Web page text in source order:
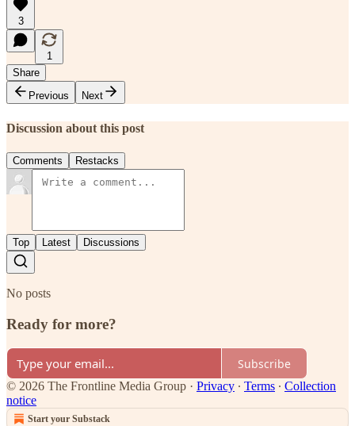
3
1
Share
Previous
Next
Discussion about this post
Comments Restacks
Top Latest Discussions
No posts
Ready for more?
Subscribe
© 2026 The Frontline Media Group · Privacy ∙ Terms ∙ Collection
notice
Start your Substack